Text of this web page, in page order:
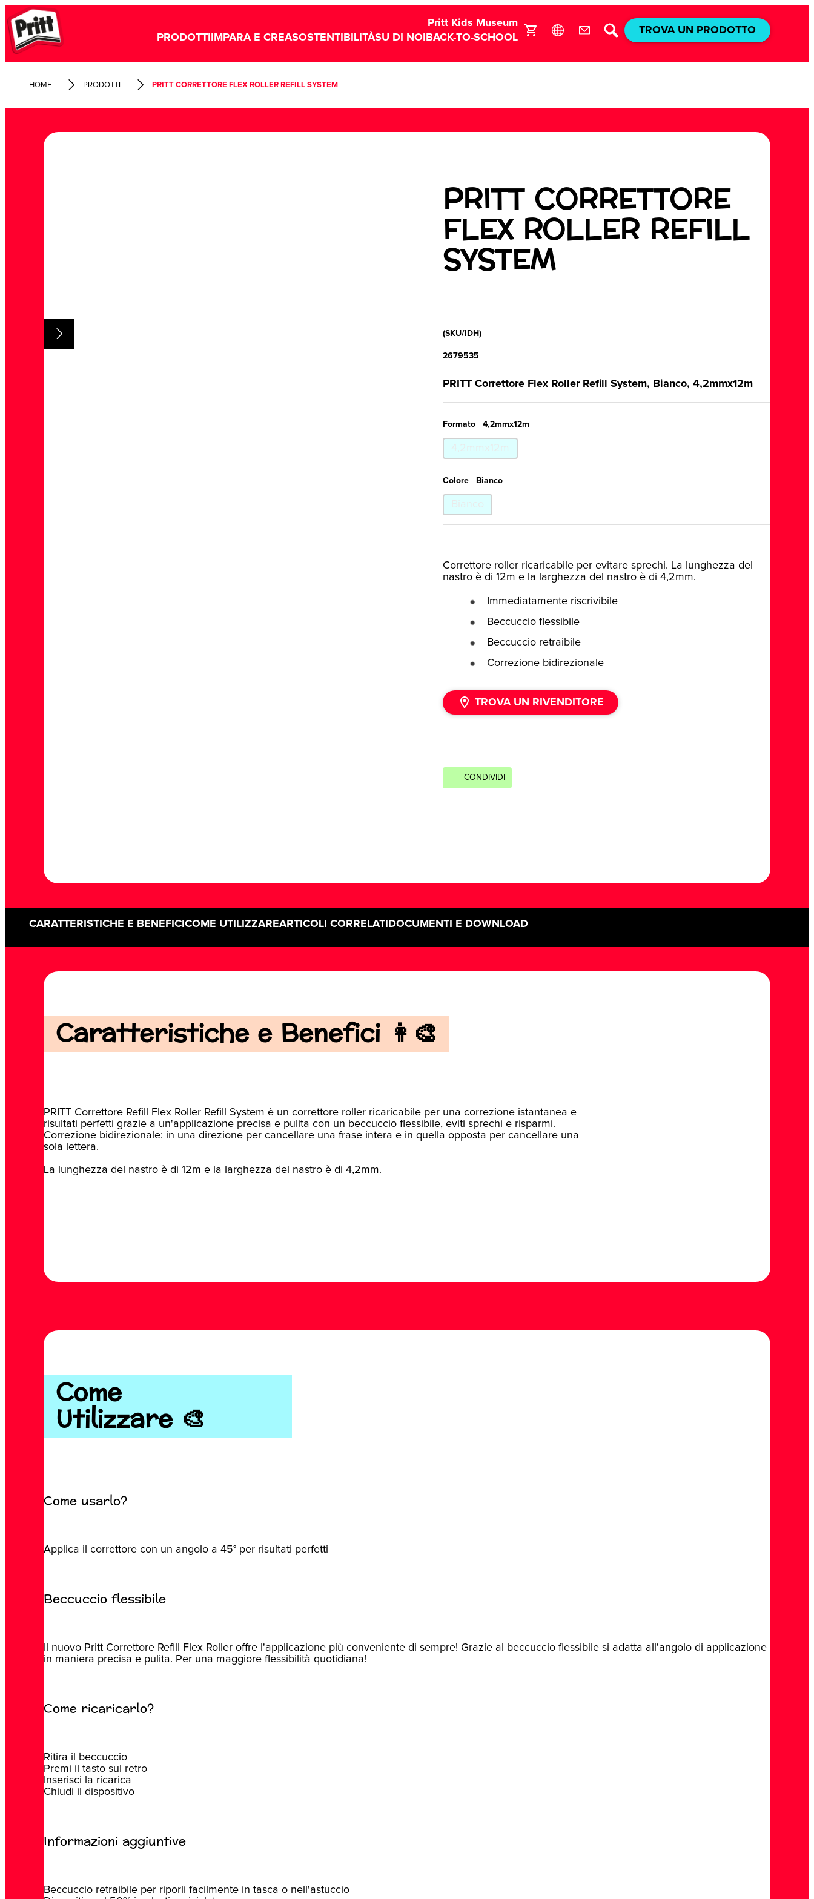
PRODOTTI IMPARA E CREASOSTENTIBILITÀSU DI NOI BACK-TO-SCHOOL
Pritt Kids Museum
TROVA UN PRODOTTO
HOME PRODOTTI PRITT CORRETTORE FLEX ROLLER REFILL SYSTEM
PRITT CORRETTORE
FLEX ROLLER REFILL
SYSTEM
(SKU/IDH)
2679535
PRITT Correttore Flex Roller Refill System, Bianco, 4,2mmx12m
Formato 4,2mmx12m
Colore Bianco
Correttore roller ricaricabile per evitare sprechi. La lunghezza del
nastro è di 12m e la larghezza del nastro è di 4,2mm.
Immediatamente riscrivibile
Beccuccio flessibile
Beccuccio retraibile
Correzione bidirezionale
TROVA UN RIVENDITORE
CONDIVIDI
CARATTERISTICHE E BENEFICI COME UTILIZZAREARTICOLI CORRELATI DOCUMENTI E DOWNLOAD
Caratteristiche e Benefici 👩‍🎨
PRITT Correttore Refill Flex Roller Refill System è un correttore roller ricaricabile per una correzione istantanea e
risultati perfetti grazie a un'applicazione precisa e pulita con un beccuccio flessibile, eviti sprechi e risparmi.
Correzione bidirezionale: in una direzione per cancellare una frase intera e in quella opposta per cancellare una
sola lettera.
La lunghezza del nastro è di 12m e la larghezza del nastro è di 4,2mm.
Come
Utilizzare 🎨
Come usarlo?
Applica il correttore con un angolo a 45° per risultati perfetti
Beccuccio flessibile
Il nuovo Pritt Correttore Refill Flex Roller offre l'applicazione più conveniente di sempre! Grazie al beccuccio flessibile si adatta all'angolo di applicazione
in maniera precisa e pulita. Per una maggiore flessibilità quotidiana!
Come ricaricarlo?
Ritira il beccuccio
Premi il tasto sul retro
Inserisci la ricarica
Chiudi il dispositivo
Informazioni aggiuntive
Beccuccio retraibile per riporli facilmente in tasca o nell'astuccio